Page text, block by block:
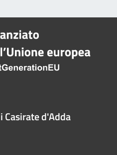
Casirate d'Adda